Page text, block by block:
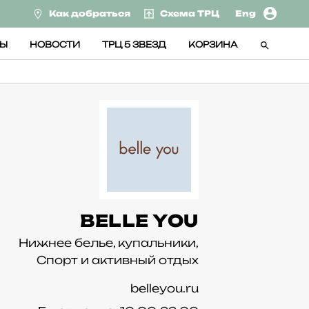
Как добраться Схема ТРЦ Eng
НОВОСТИ ТРЦ 5 ЗВЕЗД КОРЗИНА
BELLE YOU
Нижнее белье, купальники,
Спорт и активный отдых
belleyou.ru